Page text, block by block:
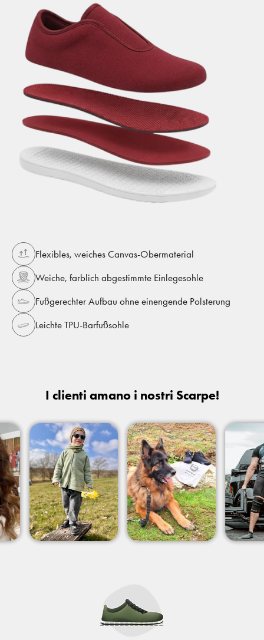
Flexibles, weiches Canvas-Obermaterial
Weiche, farblich abgestimmte Einlegesohle
Fußgerechter Aufbau ohne einengende Polsterung
Leichte TPU-Barfußsohle
I clienti amano i nostri Scarpe!